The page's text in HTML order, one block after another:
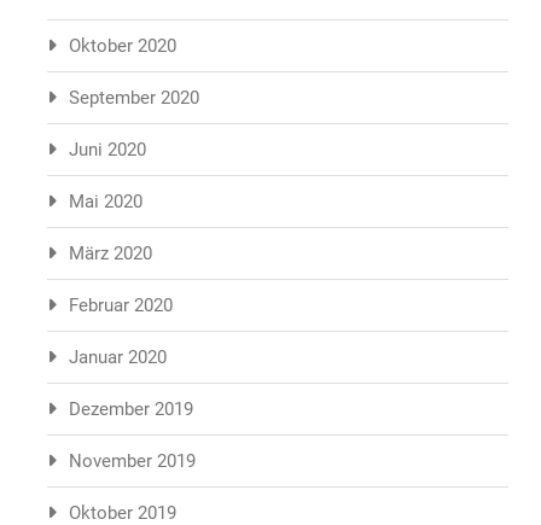
Oktober 2020
September 2020
Juni 2020
Mai 2020
März 2020
Februar 2020
Januar 2020
Dezember 2019
November 2019
Oktober 2019